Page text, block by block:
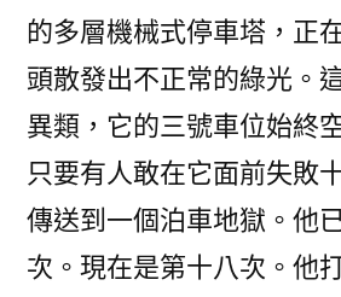
的多層機械式停車塔，正
頭散發出不正常的綠光。
異類，它的三號車位始終
只要有人敢在它面前失敗
傳送到一個泊車地獄。他
次。現在是第十八次。他